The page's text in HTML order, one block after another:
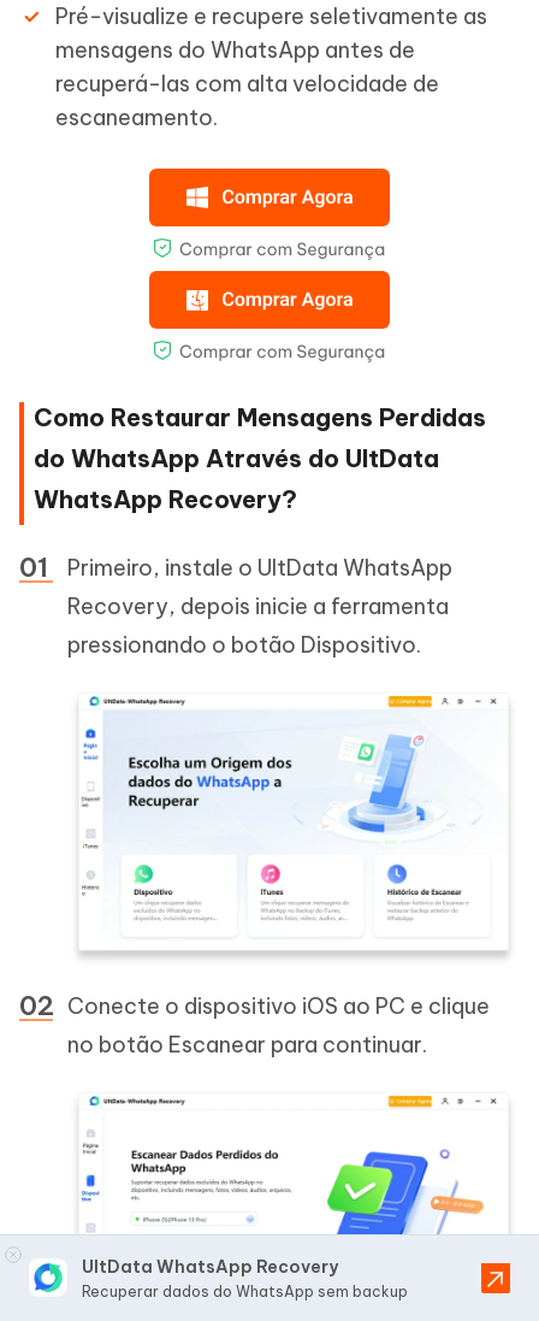
Pré-visualize e recupere seletivamente as
mensagens do WhatsApp antes de
recuperá-las com alta velocidade de
escaneamento.
Como Restaurar Mensagens Perdidas
do WhatsApp Através do UltData
WhatsApp Recovery?
Primeiro, instale o UltData WhatsApp
Recovery, depois inicie a ferramenta
pressionando o botão Dispositivo.
Conecte o dispositivo iOS ao PC e clique
no botão Escanear para continuar.
UltData WhatsApp Recovery
Recuperar dados do WhatsApp sem backup